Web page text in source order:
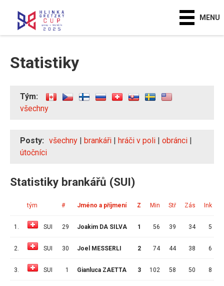
MENU
Statistiky
Tým:
všechny
Posty: všechny | brankáři | hráči v poli | obránci |
útočníci
Statistiky brankářů (SUI)
tým # Jméno a příjmení Z Min Stř Zás Ink
1. SUI 29 Joakim DA SILVA 1 56 39 34 5
2. SUI 30 Joel MESSERLI 2 74 44 38 6
3. SUI 1 Gianluca ZAETTA 3 102 58 50 8